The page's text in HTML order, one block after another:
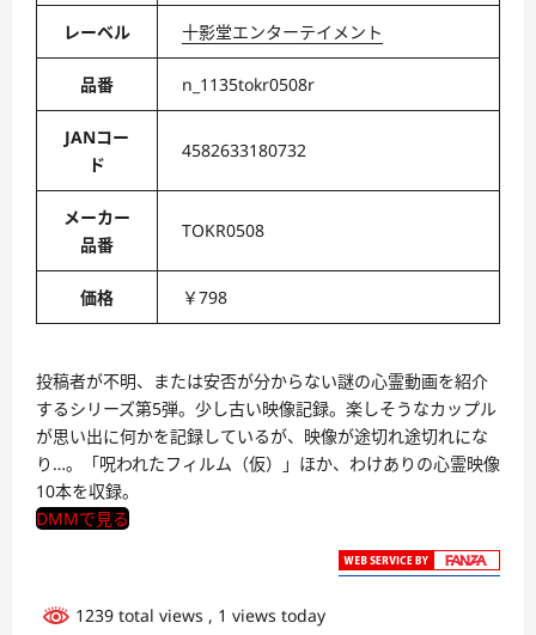
レーベル 十影堂エンターテイメント
品番 n_1135tokr0508r
JANコー
ド
4582633180732
メーカー
品番
TOKR0508
価格 ￥798
投稿者が不明、または安否が分からない謎の心霊動画を紹介
するシリーズ第5弾。少し古い映像記録。楽しそうなカップル
が思い出に何かを記録しているが、映像が途切れ途切れにな
り…。「呪われたフィルム（仮）」ほか、わけありの心霊映像
10本を収録。
DMMで見る
1239 total views , 1 views today